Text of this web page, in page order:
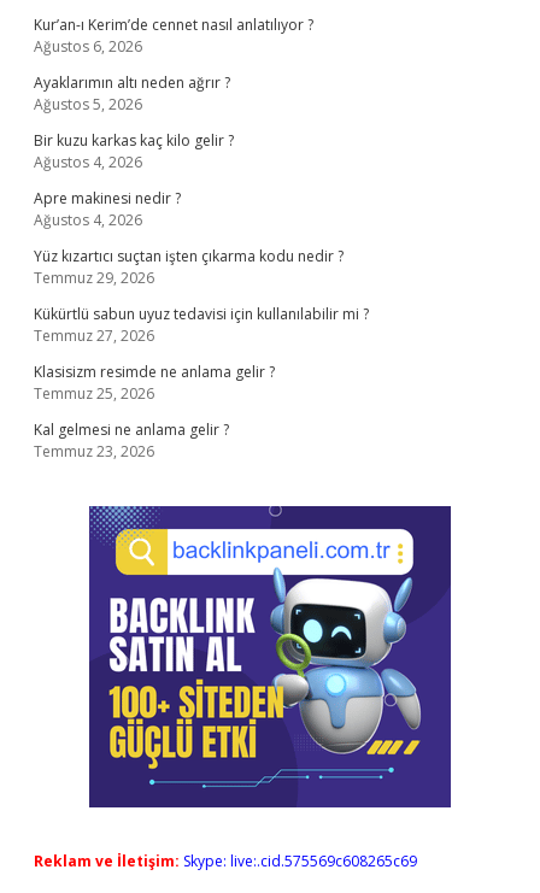
Kur’an-ı Kerim’de cennet nasıl anlatılıyor ?
Ağustos 6, 2026
Ayaklarımın altı neden ağrır ?
Ağustos 5, 2026
Bir kuzu karkas kaç kilo gelir ?
Ağustos 4, 2026
Apre makinesi nedir ?
Ağustos 4, 2026
Yüz kızartıcı suçtan işten çıkarma kodu nedir ?
Temmuz 29, 2026
Kükürtlü sabun uyuz tedavisi için kullanılabilir mi ?
Temmuz 27, 2026
Klasisizm resimde ne anlama gelir ?
Temmuz 25, 2026
Kal gelmesi ne anlama gelir ?
Temmuz 23, 2026
Reklam ve İletişim: Skype: live:.cid.575569c608265c69